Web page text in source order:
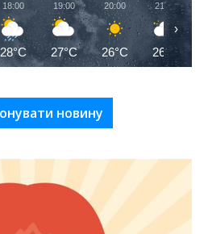
18:00
28°C
19:00
27°C
20:00
26°C
21:00
26°C
›
новину